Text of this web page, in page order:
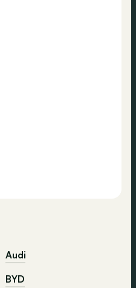
Audi
BYD